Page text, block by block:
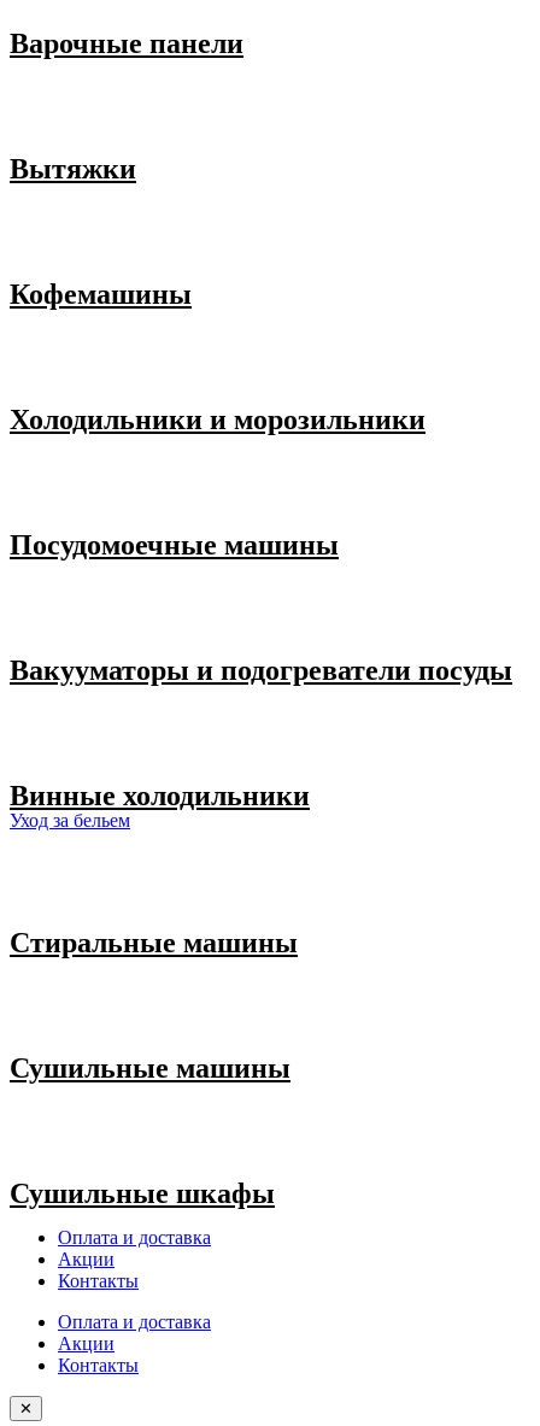
Варочные панели
Вытяжки
Кофемашины
Холодильники и морозильники
Посудомоечные машины
Вакууматоры и подогреватели посуды
Винные холодильники
Уход за бельем
Стиральные машины
Сушильные машины
Сушильные шкафы
Оплата и доставка
Акции
Контакты
Оплата и доставка
Акции
Контакты
✕